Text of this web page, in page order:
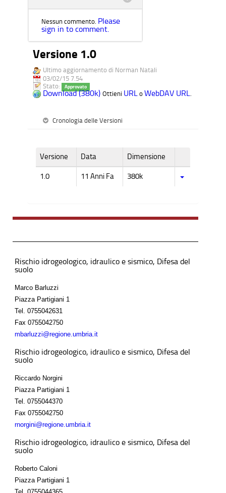
Nessun commento. Please
sign in to comment.
Versione 1.0
Ultimo aggiornamento di Norman Natali
03/02/15 7.54
Stato:
Approvato
Download (380k) Ottieni URL o WebDAV URL.
Cronologia delle Versioni
Versione Data Dimensione
1.0 11 Anni Fa 380k
Rischio idrogeologico, idraulico e sismico, Difesa del
suolo
Marco Barluzzi
Piazza Partigiani 1
Tel.
0755042631
Fax 0755042750
mbarluzzi@regione.umbria.it
Rischio idrogeologico, idraulico e sismico, Difesa del
suolo
Riccardo Norgini
Piazza Partigiani 1
Tel.
0755044370
Fax 0755042750
rnorgini@regione.umbria.it
Rischio idrogeologico, idraulico e sismico, Difesa del
suolo
Roberto Caloni
Piazza Partigiani 1